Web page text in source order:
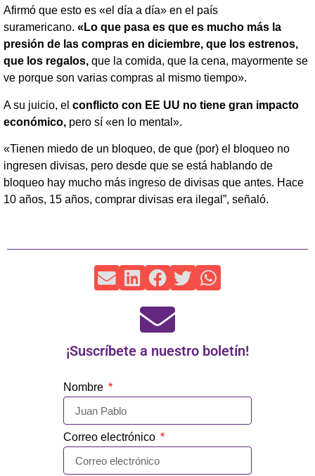
Afirmó que esto es «el día a día» en el país
suramericano. «Lo que pasa es que es mucho más la
presión de las compras en diciembre, que los estrenos,
que los regalos, que la comida, que la cena, mayormente se
ve porque son varias compras al mismo tiempo».
A su juicio, el conflicto con EE UU no tiene gran impacto
económico, pero sí «en lo mental».
«Tienen miedo de un bloqueo, de que (por) el bloqueo no
ingresen divisas, pero desde que se está hablando de
bloqueo hay mucho más ingreso de divisas que antes. Hace
10 años, 15 años, comprar divisas era ilegal”, señaló.
¡Suscríbete a nuestro boletín!
Nombre
Correo electrónico